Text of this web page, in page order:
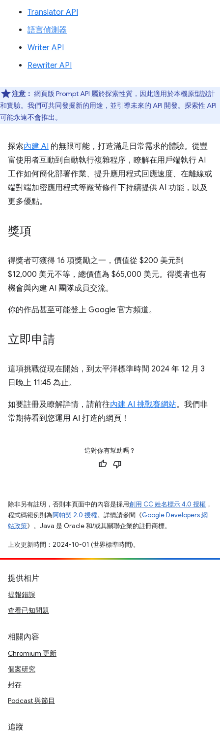
Translator API
語言偵測器
Writer API
Rewriter API
注意： 網頁版 Prompt API 屬於探索性質，因此適用於本機原型設計
和實驗。我們可共同發掘新的用途，並引導未來的 API 開發。探索性 API
可能永遠不會推出。
探索內建 AI 的無限可能，打造滿足日常需求的體驗。從豐
富使用者互動到自動執行複雜程序，瞭解在用戶端執行 AI
工作如何簡化部署作業、提升應用程式回應速度、在離線或
端對端加密應用程式等嚴苛條件下持續提供 AI 功能，以及
更多優點。
獎項
得獎者可獲得 16 項獎勵之一，價值從 $200 美元到
$12,000 美元不等，總價值為 $65,000 美元。得獎者也有
機會與內建 AI 團隊成員交流。
你的作品甚至可能登上 Google 官方頻道。
立即申請
這項挑戰從現在開始，到太平洋標準時間 2024 年 12 月 3
日晚上 11:45 為止。
如要註冊及瞭解詳情，請前往內建 AI 挑戰賽網站。我們非
常期待看到您運用 AI 打造的網頁！
這對你有幫助嗎？
除非另有註明，否則本頁面中的內容是採用創用 CC 姓名標示 4.0 授權 ，
程式碼範例則為阿帕契 2.0 授權。詳情請參閱《Google Developers 網
站政策》。Java 是 Oracle 和/或其關聯企業的註冊商標。
上次更新時間：2024-10-01 (世界標準時間)。
提供相片
提報錯誤
查看已知問題
相關內容
Chromium 更新
個案研究
封存
Podcast 與節目
追蹤